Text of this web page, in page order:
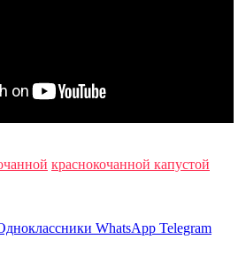
краснокочанной капустой
WhatsApp Telegram